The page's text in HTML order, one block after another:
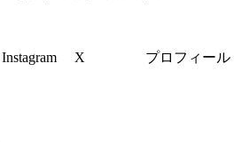
Instagram X プロフィール